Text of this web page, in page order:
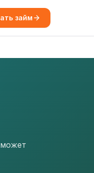
займ